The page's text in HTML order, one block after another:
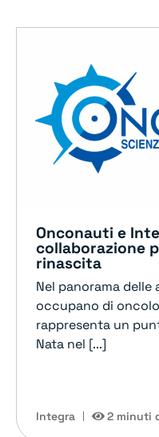
Onconauti e
collaborazione
rinascita
Nel panorama
occupano di
rappresenta un
Nata nel [...]
Integra 2 minuti